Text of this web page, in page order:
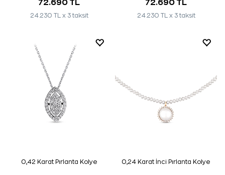
72.690 TL
24.230 TL x 3 taksit
72.690 TL
24.230 TL x 3 taksit
0,42 Karat Pırlanta Kolye 0,24 Karat İnci Pırlanta Kolye